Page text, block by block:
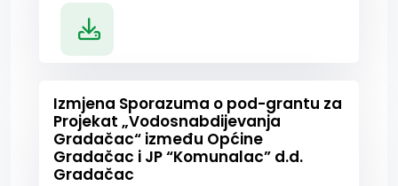
Izmjena Sporazuma o pod-grantu za
Projekat „Vodosnabdijevanja
Gradačac“ između Općine
Gradačac i JP “Komunalac” d.d.
Gradačac